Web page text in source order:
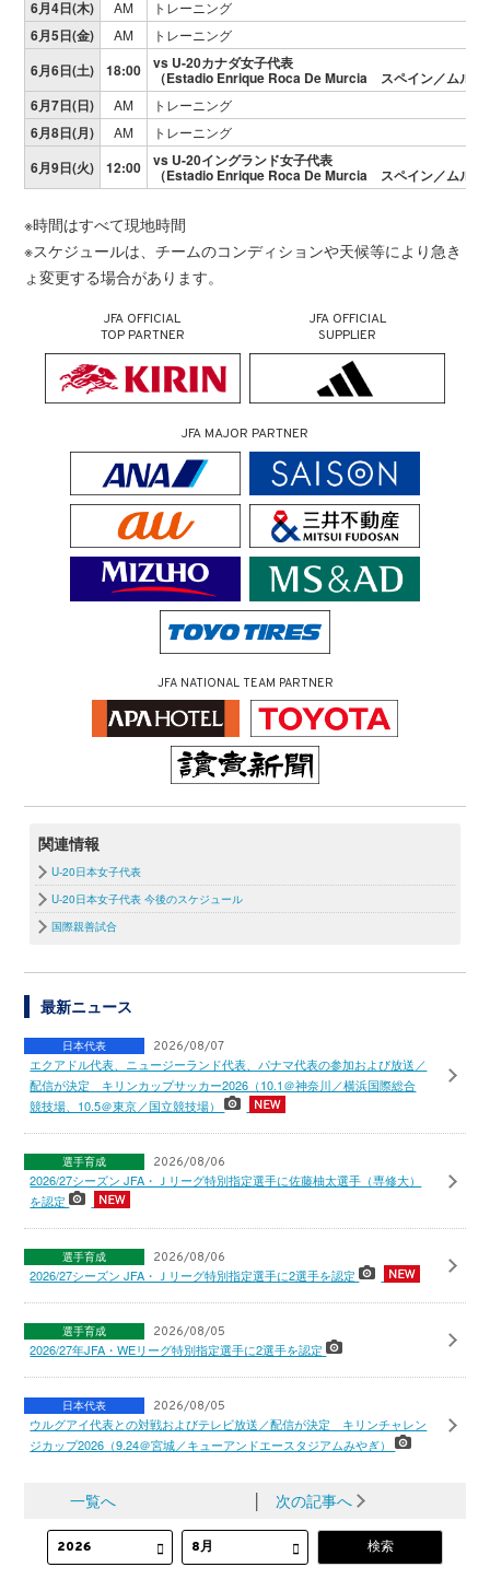
6月4日(木) AM トレーニング
6月5日(金) AM トレーニング
6月6日(土) 18:00 vs U-20カナダ女子代表
（Estadio Enrique Roca De Murcia スペイン／ムルシ
6月7日(日)
AM トレーニング
6月8日(月) AM トレーニング
6月9日(火) 12:00 vs U-20イングランド女子代表
（Estadio Enrique Roca De Murcia スペイン／ムルシ
※時間はすべて現地時間
※スケジュールは、チームのコンディションや天候等により急き
ょ変更する場合があります。
JFA OFFICIAL
TOP PARTNER
JFA OFFICIAL
SUPPLIER
JFA MAJOR PARTNER
JFA NATIONAL TEAM PARTNER
関連情報
U-20日本女子代表
U-20日本女子代表 今後のスケジュール
国際親善試合
最新ニュース
日本代表 2026/08/07
エクアドル代表、ニュージーランド代表、パナマ代表の参加および放送／
配信が決定 キリンカップサッカー2026（10.1＠神奈川／横浜国際総合
競技場、10.5＠東京／国立競技場）
選手育成 2026/08/06
2026/27シーズン JFA・Ｊリーグ特別指定選手に佐藤柚太選手（専修大）
を認定
選手育成 2026/08/06
2026/27シーズン JFA・Ｊリーグ特別指定選手に2選手を認定
選手育成 2026/08/05
2026/27年JFA・WEリーグ特別指定選手に2選手を認定
日本代表 2026/08/05
ウルグアイ代表との対戦およびテレビ放送／配信が決定 キリンチャレン
ジカップ2026（9.24＠宮城／キューアンドエースタジアムみやぎ）
一覧へ │ 次の記事へ